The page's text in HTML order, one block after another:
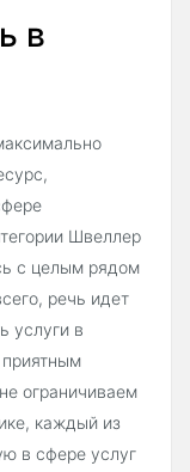
в
Швеллер
с целым рядом
речь идет
услуги в
ограничиваем
каждый из
в сфере услуг